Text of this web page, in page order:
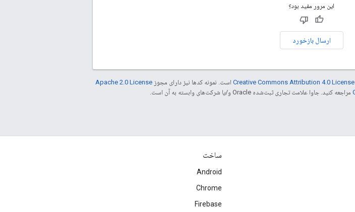
این مرور مفید بود؟
ارسال بازخورد
Creative Commons Attribution 4.0 License است. نمونه کدها نیز دارای مجوز Apache 2.0 License
مراجعه کنید. جاوا علامت تجاری ثبت‌شده Oracle و/یا شرکت‌های وابسته به آن است.
ساخت
Android
Chrome
Firebase